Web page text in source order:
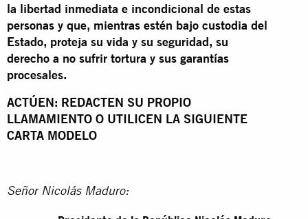
la libertad inmediata e incondicional de estas
personas y que, mientras estén bajo custodia del
Estado, proteja su vida y su seguridad, su
derecho a no sufrir tortura y sus garantías
procesales.
ACTÚEN: REDACTEN SU PROPIO
LLAMAMIENTO O UTILICEN LA SIGUIENTE
CARTA MODELO
Señor Nicolás Maduro: